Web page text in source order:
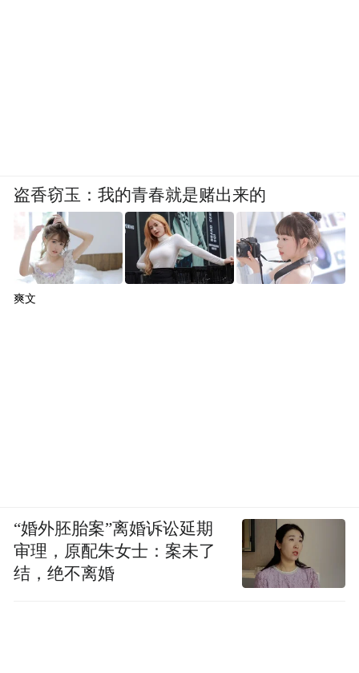
盗香窃玉：我的青春就是赌出来的
爽文
“婚外胚胎案”离婚诉讼延期
审理，原配朱女士：案未了
结，绝不离婚